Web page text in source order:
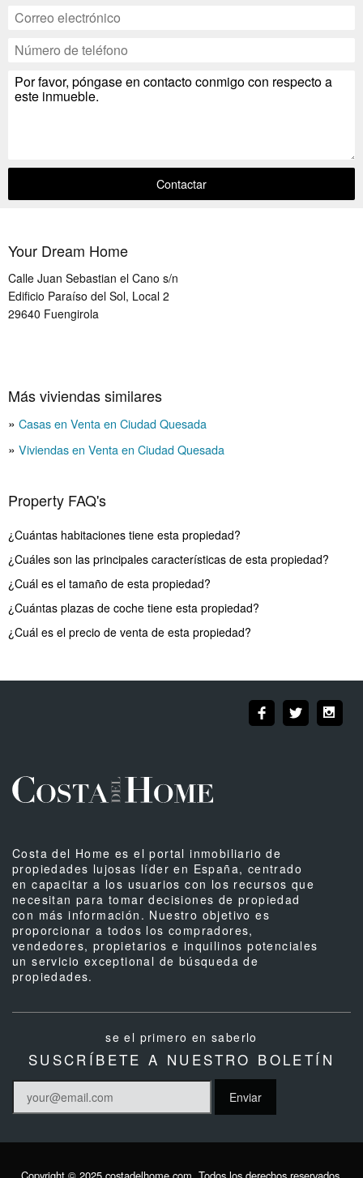
Contactar
Your Dream Home
Calle Juan Sebastian el Cano s/n
Edificio Paraíso del Sol, Local 2
29640 Fuengirola
Más viviendas similares
Casas en Venta en Ciudad Quesada
Viviendas en Venta en Ciudad Quesada
Property FAQ's
¿Cuántas habitaciones tiene esta propiedad?
¿Cuáles son las principales características de esta propiedad?
¿Cuál es el tamaño de esta propiedad?
¿Cuántas plazas de coche tiene esta propiedad?
¿Cuál es el precio de venta de esta propiedad?
Costa del Home es el portal inmobiliario de
propiedades lujosas líder en España, centrado
en capacitar a los usuarios con los recursos que
necesitan para tomar decisiones de propiedad
con más información. Nuestro objetivo es
proporcionar a todos los compradores,
vendedores, propietarios e inquilinos potenciales
un servicio exceptional de búsqueda de
propiedades.
se el primero en saberlo
SUSCRÍBETE A NUESTRO BOLETÍN